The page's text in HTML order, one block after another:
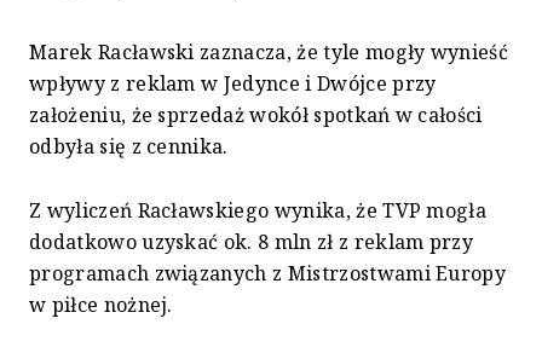
Marek Racławski zaznacza, że tyle mogły wynieść
wpływy z reklam w Jedynce i Dwójce przy
założeniu, że sprzedaż wokół spotkań w całości
odbyła się z cennika.
Z wyliczeń Racławskiego wynika, że TVP mogła
dodatkowo uzyskać ok. 8 mln zł z reklam przy
programach związanych z Mistrzostwami Europy
w piłce nożnej.